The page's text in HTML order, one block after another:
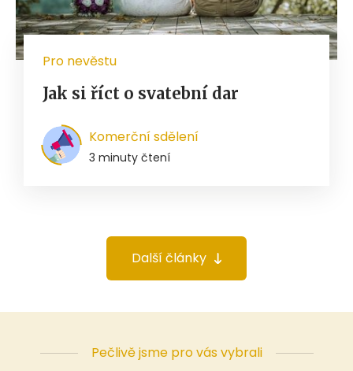
Pro nevěstu
Jak si říct o svatební dar
Komerční sdělení
3 minuty čtení
Další články
Pečlivě jsme pro vás vybrali